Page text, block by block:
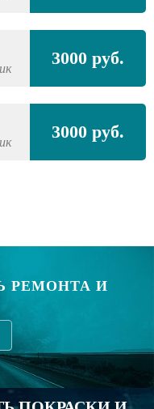
3000 руб.
3000 руб.
РЕМОНТА И